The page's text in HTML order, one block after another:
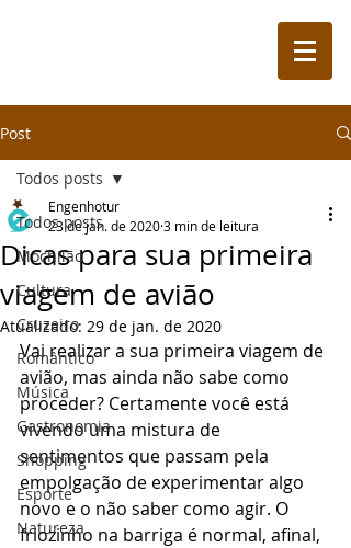
Post
Todos posts
Mochilão
Cultura
Cruzeiro
Romântico
Música
Gastronomia
Shopping
Esporte
Natureza
Todos posts
Dicas para sua primeira
viagem de avião
Engenhotur
23 de jan. de 20203 min de leitura
Atualizado: 29 de jan. de 2020
Vai realizar a sua primeira viagem de
avião, mas ainda não sabe como
proceder? Certamente você está
vivendo uma mistura de
sentimentos que passam pela
empolgação de experimentar algo
novo e o não saber como agir. O
friozinho na barriga é normal, afinal,